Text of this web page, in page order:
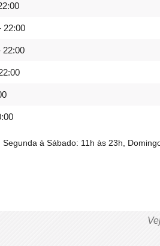
22:00
22:00
Segunda à Sábado: 11h às 23h,